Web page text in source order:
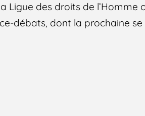
Ligue des droits de l’Homme
débats, dont la prochaine